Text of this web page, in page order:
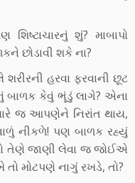
શું? માબાપો
છોડાવી શકે ના?
હરવા ફરવાની છૂટ
બાળક કેવું ભૂંડું લાગે? એના
જ આપણેને નિરાંત થાય,
નીકળે! પણ બાળક રહ્યું
તેણે જાણી લેવા જ જોઈએ
મોટપણે નાગું રખડે, તો?